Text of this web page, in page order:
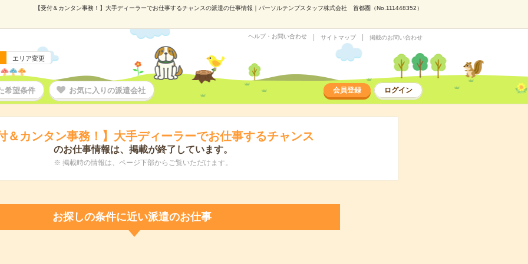
【受付＆カンタン事務！】大手ディーラーでお仕事するチャンスの派遣の仕事情報｜パーソルテンプスタッフ株式会社 首都圏（No.111448352）
エリア変更
ヘルプ・お問い合わせ サイトマップ 掲載のお問い合わせ
希望条件 お気に入りの派遣会社 会員登録 ログイン
＆カンタン事務！】大手ディーラーでお仕事するチャンス
のお仕事情報は、掲載が終了しています。
※ 掲載時の情報は、ページ下部からご覧いただけます。
お探しの条件に近い派遣のお仕事